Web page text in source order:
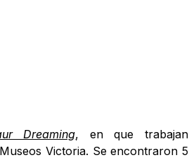
Dreaming, en que trabajan
Victoria. Se encontraron 5